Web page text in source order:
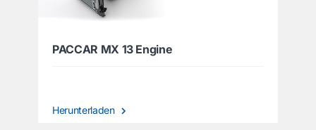
PACCAR MX 13 Engine
Herunterladen